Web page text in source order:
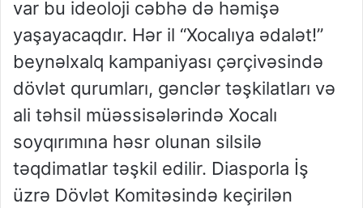
var bu ideoloji cəbhə də həmişə
yaşayacaqdır. Hər il “Xocalıya ədalət!”
beynəlxalq kampaniyası çərçivəsində
dövlət qurumları, gənclər təşkilatları və
ali təhsil müəssisələrində Xocalı
soyqırımına həsr olunan silsilə
təqdimatlar təşkil edilir. Diasporla İş
üzrə Dövlət Komitəsində keçirilən